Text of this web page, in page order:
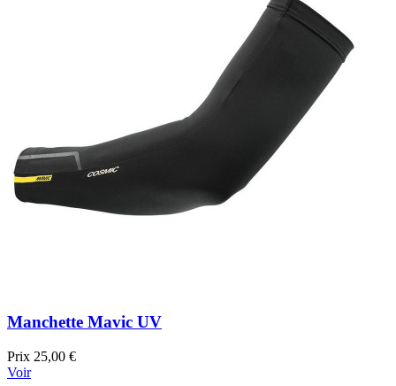
Manchette Mavic UV
Prix 25,00 €
Voir